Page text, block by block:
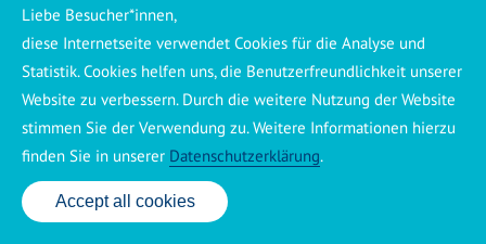
eine schnelle Verfügbarkeit und einen zuverlässigen 24/7-
Service sicherstellen. Sollte kein eigener Mitarbeiter
unmittelbar verfügbar sein, übernehmen Partnerbetriebe aus
Ihrer Region den Auftrag. Alle eingesetzten Betriebe sind
verpflichtet, Sie vor Beginn der Arbeiten transparent über die
voraussichtlichen Kosten zu informieren und ortsübliche
Preise zu berechnen.
24 Std. Service: ✆ 0176 160 517 86
Accept all cookies
Liebe Besucher*innen,
diese Internetseite verwendet Cookies für die Analyse und
Statistik. Cookies helfen uns, die Benutzerfreundlichkeit unserer
Website zu verbessern. Durch die weitere Nutzung der Website
stimmen Sie der Verwendung zu. Weitere Informationen hierzu
finden Sie in unserer Datenschutzerklärung.